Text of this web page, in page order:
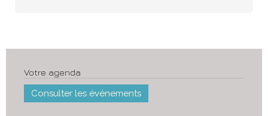
Votre agenda
Consulter les événements